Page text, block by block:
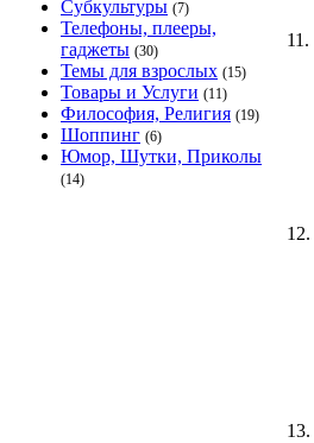
Субкультуры (7)
Телефоны, плееры,
гаджеты (30)
Темы для взрослых (15)
Товары и Услуги (11)
Философия, Религия (19)
Шоппинг (6)
Юмор, Шутки, Приколы
(14)
11.
12.
13.